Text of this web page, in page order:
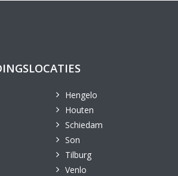
Hengelo
Houten
Schiedam
Son
Tilburg
Venlo